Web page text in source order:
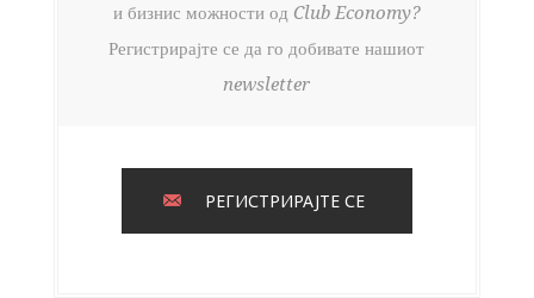
и бизнис можности од Club Economy?
Регистрирајте се да го добивате нашиот
newsletter
РЕГИСТРИРАЈТЕ СЕ